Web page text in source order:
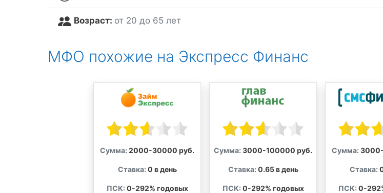
Возраст: от 20 до 65 лет
МФО похожие на Экспресс Финанс
Сумма: 2000-30000 руб.
Ставка: 0 в день
ПСК: 0-292% годовых
Сумма: 3000-100000 руб.
Ставка: 0.65 в день
ПСК: 0-292% годовых
Сумма:
Ставка:
ПСК: 0-